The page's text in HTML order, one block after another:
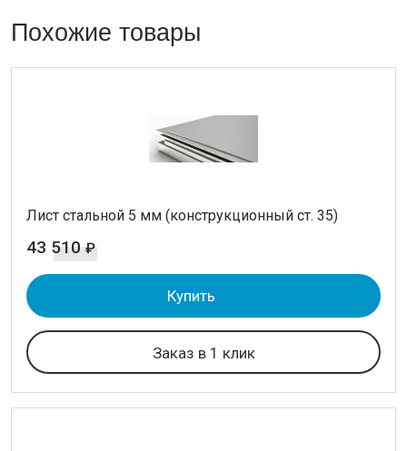
Похожие товары
Лист стальной 5 мм (конструкционный ст. 35)
43 510 ₽
Купить
Заказ в 1 клик